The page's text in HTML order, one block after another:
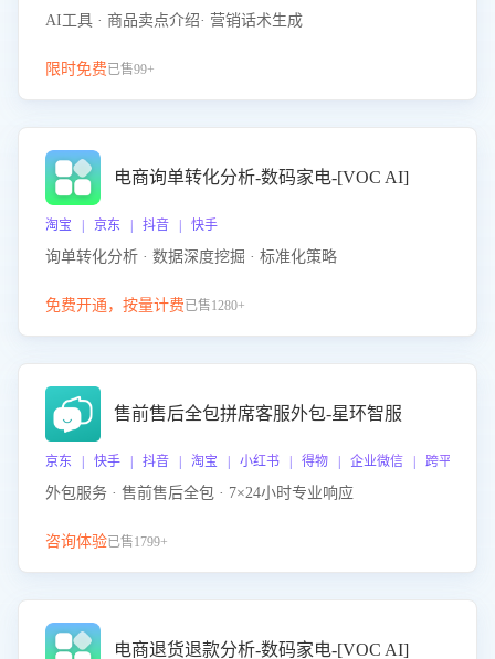
AI工具 · 商品卖点介绍· 营销话术生成
限时免费已售99+
电商询单转化分析-数码家电-[VOC AI]
淘宝 | 京东 | 抖音 | 快手
询单转化分析 · 数据深度挖掘 · 标准化策略
免费开通，按量计费已售1280+
售前售后全包拼席客服外包-星环智服
京东 | 快手 | 抖音 | 淘宝 | 小红书 | 得物 | 企业微信 | 跨平台
外包服务 · 售前售后全包 · 7×24小时专业响应
咨询体验已售1799+
电商退货退款分析-数码家电-[VOC AI]